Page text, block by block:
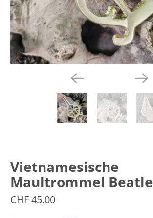
Vietnamesische
Maultrommel Beatle
CHF 45.00